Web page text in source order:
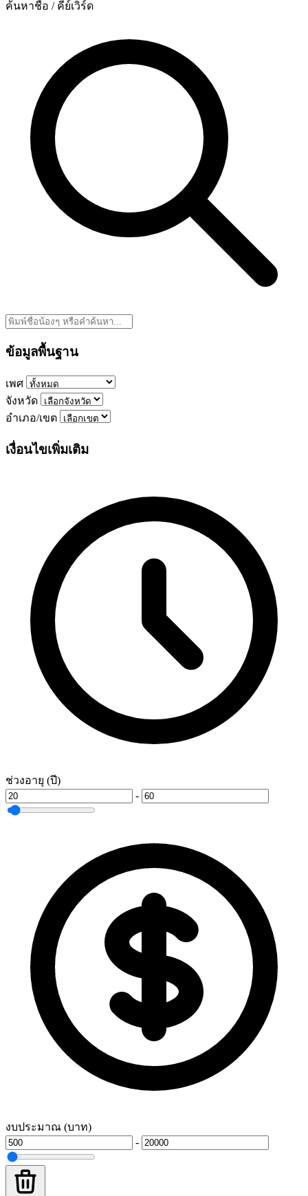
ค้นหาชื่อ / คีย์เวิร์ด
ข้อมูลพื้นฐาน
เพศ
จังหวัด
อำเภอ/เขต
เงื่อนไขเพิ่มเติม
ช่วงอายุ (ปี)
-
งบประมาณ (บาท)
-